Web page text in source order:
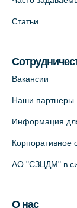
Статьи
Вакансии
Наши партнеры
Информация
Корпоративное
АО "СЗЦДМ" в
О нас